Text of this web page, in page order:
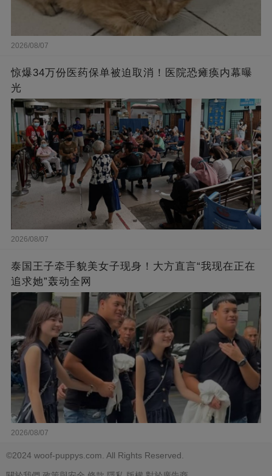
2026/08/07
惊爆34万份医药保单被迫取消！医院恐瘫痪内幕曝
光
2026/08/07
泰国王子牵手貌美女子现身！大方直言“我现在正在
追求她”轰动全网
2026/08/07
©2024 woof-puppys.com. All Rights Reserved.